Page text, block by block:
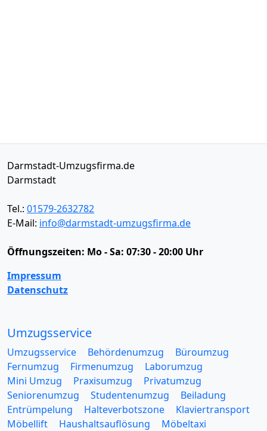
Darmstadt-Umzugsfirma.de
Darmstadt
Tel.: 01579-2632782
E-Mail: info@darmstadt-umzugsfirma.de
Öffnungszeiten: Mo - Sa: 07:30 - 20:00 Uhr
Impressum
Datenschutz
Umzugsservice
Umzugsservice Behördenumzug
Büroumzug
Fernumzug
Firmenumzug
Laborumzug
Mini Umzug
Praxisumzug
Privatumzug
Seniorenumzug
Studentenumzug
Beiladung
Entrümpelung
Halteverbotszone
Klaviertransport
Möbellift
Haushaltsauflösung
Möbeltaxi